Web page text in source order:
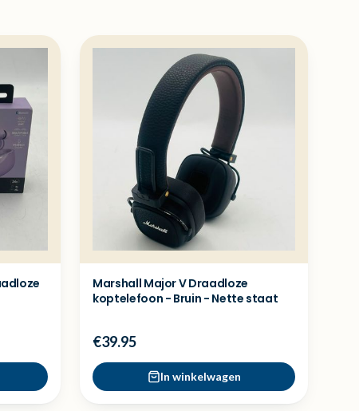
Marshall Major V Draadloze
koptelefoon - Bruin - Nette staat
€39.95
In winkelwagen